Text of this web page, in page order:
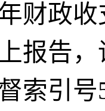
财政
报告
索引号